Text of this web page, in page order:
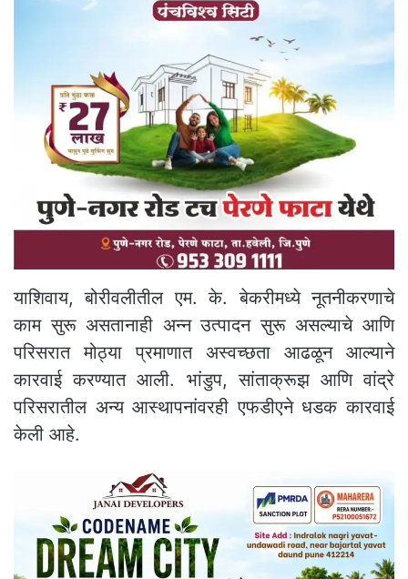
याशिवाय, बोरीवलीतील एम. के. बेकरीमध्ये नूतनीकरणाचे
काम सुरू असतानाही अन्न उत्पादन सुरू असल्याचे आणि
परिसरात मोठ्या प्रमाणात अस्वच्छता आढळून आल्याने
कारवाई करण्यात आली. भांडुप, सांताक्रूझ आणि वांद्रे
परिसरातील अन्य आस्थापनांवरही एफडीएने धडक कारवाई
केली आहे.